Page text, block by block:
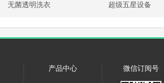
无菌透明洗衣 超级五星设备
产品中心 微信订阅号